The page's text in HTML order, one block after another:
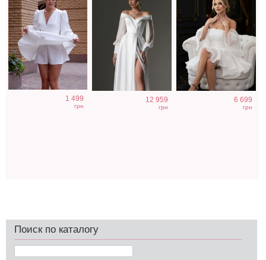
1 499
грн
12 959
грн
6 699
грн
Поиск по каталогу